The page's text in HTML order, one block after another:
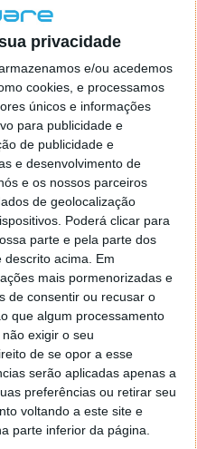
privacidade
e/ou acedemos
cookies, e processamos
únicos e informações
para publicidade e
de publicidade e
e desenvolvimento de
e os nossos parceiros
de geolocalização
Poderá clicar para
parte e pela parte dos
acima. Em
mais pormenorizadas e
de consentir ou recusar o
que algum processamento
exigir o seu
de se opor a esse
serão aplicadas apenas a
preferências ou retirar seu
voltando a este site e
parte inferior da página.